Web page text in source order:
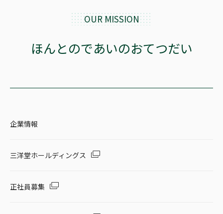
OUR MISSION
ほんとのであいのおてつだい
企業情報
三洋堂ホールディングス
正社員募集